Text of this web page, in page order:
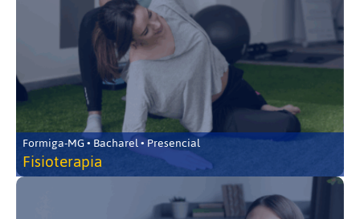
Formiga-MG • Bacharel • Presencial
Fisioterapia